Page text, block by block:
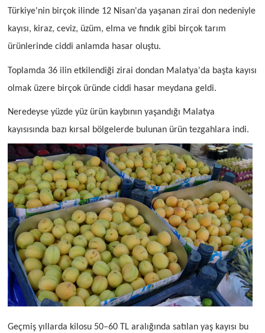
Türkiye'nin birçok ilinde 12 Nisan'da yaşanan zirai don nedeniyle
kayısı, kiraz, ceviz, üzüm, elma ve fındık gibi birçok tarım
ürünlerinde ciddi anlamda hasar oluştu.
Toplamda 36 ilin etkilendiği zirai dondan Malatya'da başta kayısı
olmak üzere birçok üründe ciddi hasar meydana geldi.
Neredeyse yüzde yüz ürün kaybının yaşandığı Malatya
kayısısında bazı kırsal bölgelerde bulunan ürün tezgahlara indi.
Geçmiş yıllarda kilosu 50–60 TL aralığında satılan yaş kayısı bu